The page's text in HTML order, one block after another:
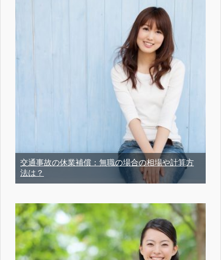
交通事故の休業補償：無職の場合の相場や計算方
法は？